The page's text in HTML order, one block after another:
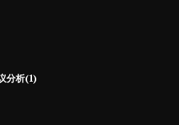
分析(1)